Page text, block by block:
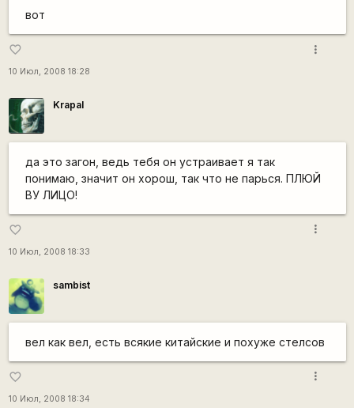
вот
favorite_border
10 Июл, 2008 18:28
more_vert
Krapal
да это загон, ведь тебя он устраивает я так
понимаю, значит он хорош, так что не парься. ПЛЮЙ
ВУ ЛИЦО!
favorite_border
10 Июл, 2008 18:33
more_vert
sambist
вел как вел, есть всякие китайские и похуже стелсов
favorite_border
10 Июл, 2008 18:34
more_vert